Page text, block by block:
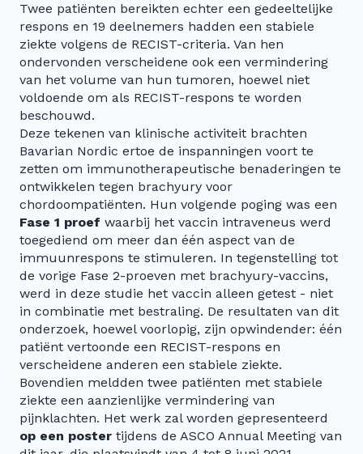
Twee patiënten bereikten echter een gedeeltelijke
respons en 19 deelnemers hadden een stabiele
ziekte volgens de RECIST-criteria. Van hen
ondervonden verscheidene ook een vermindering
van het volume van hun tumoren, hoewel niet
voldoende om als RECIST-respons te worden
beschouwd.
Deze tekenen van klinische activiteit brachten
Bavarian Nordic ertoe de inspanningen voort te
zetten om immunotherapeutische benaderingen te
ontwikkelen tegen brachyury voor
chordoompatiënten. Hun volgende poging was een
Fase 1 proef waarbij het vaccin intraveneus werd
toegediend om meer dan één aspect van de
immuunrespons te stimuleren. In tegenstelling tot
de vorige Fase 2-proeven met brachyury-vaccins,
werd in deze studie het vaccin alleen getest - niet
in combinatie met bestraling. De resultaten van dit
onderzoek, hoewel voorlopig, zijn opwindender: één
patiënt vertoonde een RECIST-respons en
verscheidene anderen een stabiele ziekte.
Bovendien meldden twee patiënten met stabiele
ziekte een aanzienlijke vermindering van
pijnklachten. Het werk zal worden gepresenteerd
op een poster tijdens de ASCO Annual Meeting van